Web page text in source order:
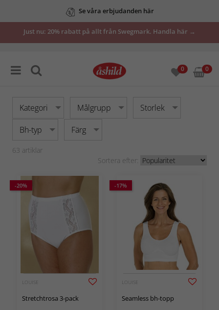
Se våra erbjudanden här
Just nu: 20% rabatt på allt från Swegmark. Handla här →
0 0
Kategori Målgrupp Storlek
Bh-typ Färg
63 artiklar
Sortera efter:
-20%
LOUISE
Stretchtrosa 3-pack
-17%
LOUISE
Seamless bh-topp